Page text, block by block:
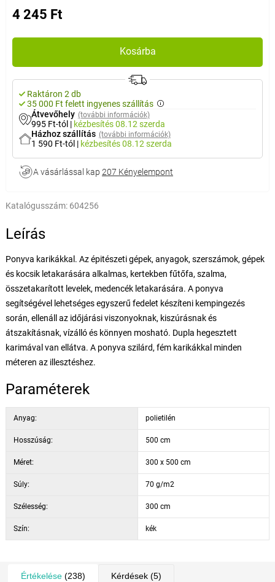
4 245 Ft
Kosárba
Raktáron 2 db
35 000 Ft felett ingyenes szállítás
Átvevőhely (további információk)
995 Ft-tól | kézbesítés08.12 szerda
Házhoz szállítás (további információk)
1 590 Ft-tól | kézbesítés08.12 szerda
A vásárlással kap 207 Kényelempont
Katalógusszám: 604256
Leírás
Ponyva karikákkal. Az épitészeti gépek, anyagok, szerszámok, gépek
és kocsik letakarására alkalmas, kertekben fűtőfa, szalma,
összetakarított levelek, medencék letakarására. A ponyva
segítségével lehetséges egyszerű fedelet készíteni kempingezés
során, ellenáll az időjárási viszonyoknak, kiszúrásnak és
átszakításnak, vízálló és könnyen mosható. Dupla hegesztett
karimával van ellátva. A ponyva szilárd, fém karikákkal minden
méteren az illesztéshez.
Paraméterek
Anyag: polietilén
Hosszúság: 500 cm
Méret: 300 x 500 cm
Súly: 70 g/m2
Szélesség: 300 cm
Szín: kék
Értékelése(238) Kérdések(5)